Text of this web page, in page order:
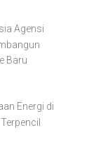
Agensi
Baru
Energi di